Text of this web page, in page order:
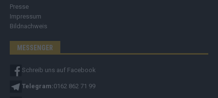
Presse
Impressum
Bildnachweis
MESSENGER
Schreib uns auf Facebook
Telegram:0162 862 71 99